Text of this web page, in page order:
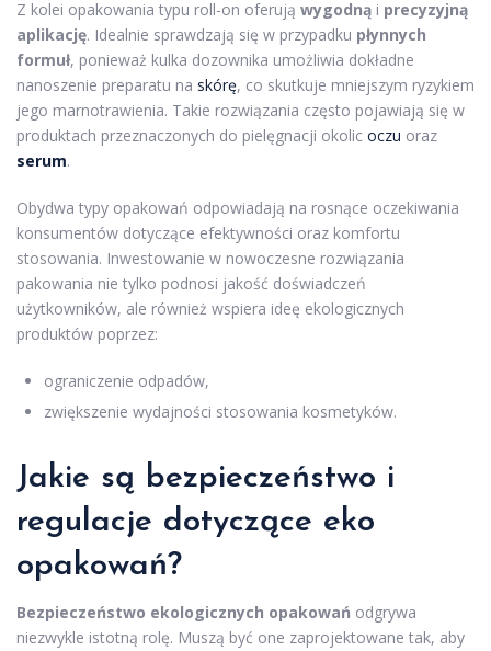
Z kolei opakowania typu roll-on oferują wygodną i precyzyjną
aplikację. Idealnie sprawdzają się w przypadku płynnych
formuł, ponieważ kulka dozownika umożliwia dokładne
nanoszenie preparatu na skórę, co skutkuje mniejszym ryzykiem
jego marnotrawienia. Takie rozwiązania często pojawiają się w
produktach przeznaczonych do pielęgnacji okolic oczu oraz
serum.
Obydwa typy opakowań odpowiadają na rosnące oczekiwania
konsumentów dotyczące efektywności oraz komfortu
stosowania. Inwestowanie w nowoczesne rozwiązania
pakowania nie tylko podnosi jakość doświadczeń
użytkowników, ale również wspiera ideę ekologicznych
produktów poprzez:
ograniczenie odpadów,
zwiększenie wydajności stosowania kosmetyków.
Jakie są bezpieczeństwo i
regulacje dotyczące eko
opakowań?
Bezpieczeństwo ekologicznych opakowań odgrywa
niezwykle istotną rolę. Muszą być one zaprojektowane tak, aby